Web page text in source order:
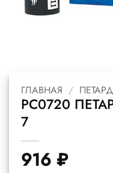
ГЛАВНАЯ /
РС0720
7
916 ₽